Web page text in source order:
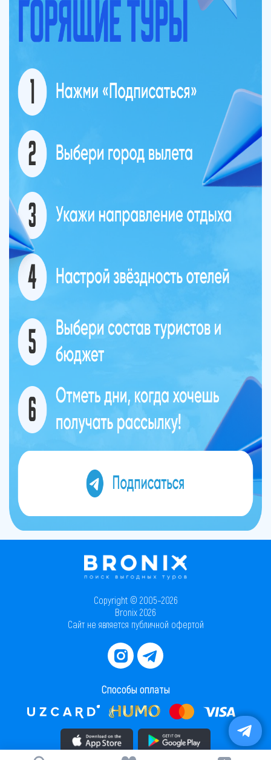
Copyright © 2005–2026
Bronix 2026
Сайт не является публичной офертой
Способы оплаты
Скачать приложение в AppStore Скачать приложение в PlayMarket